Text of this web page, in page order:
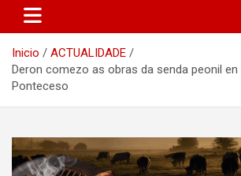
Inicio
ACTUALIDADE
Deron comezo as obras da senda peonil
Ponteceso